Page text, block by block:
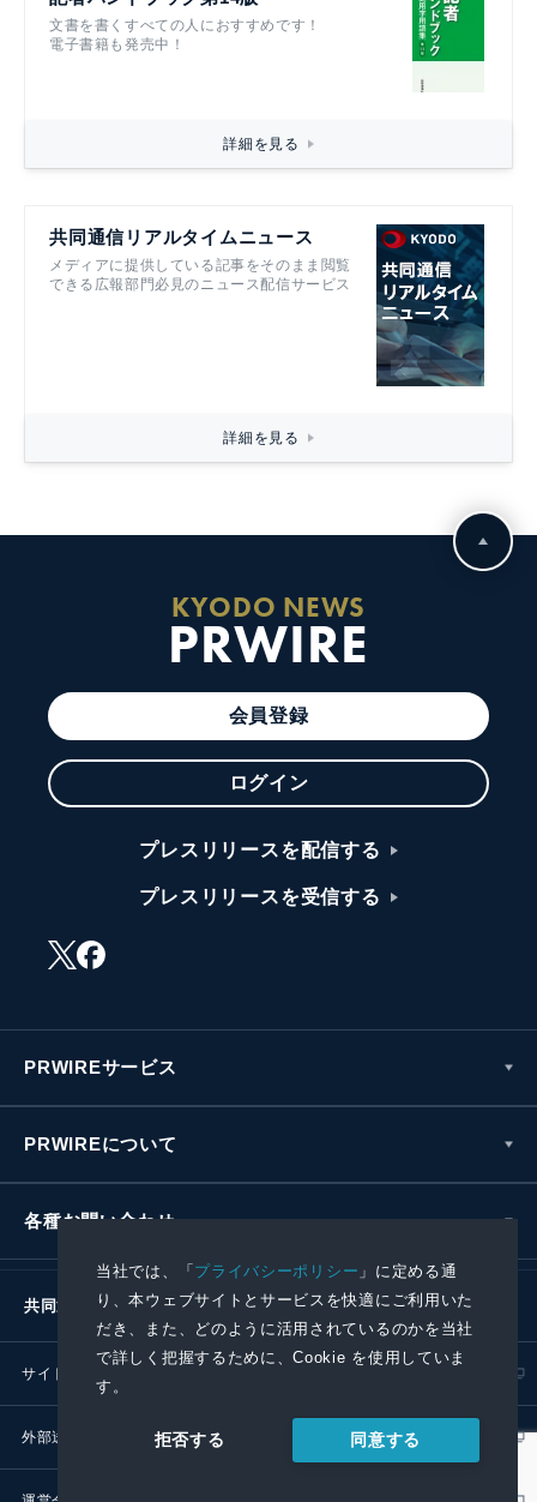
当社では、「プライバシーポリシー 」に定める通
り、本ウェブサイトとサービスを快適にご利用いた
だき、また、どのように活用されているのかを当社
で詳しく把握するために、Cookie を使用していま
す。
拒否する 同意する
文書を書くすべての人におすすめです！
電子書籍も発売中！
詳細を見る
共同通信リアルタイムニュース
メディアに提供している記事をそのまま閲覧
できる広報部門必見のニュース配信サービス
詳細を見る
KYODO NEWS
PRWIRE
会員登録
ログイン
プレスリリースを配信する
プレスリリースを受信する
PRWIREサービス
PRWIREについて
各種お問い合わせ
共同通信社グループ
サイトポリシー
外部送信ポリシー プレスリリース取扱基準